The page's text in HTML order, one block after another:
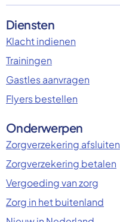
Diensten
Klacht indienen
Trainingen
Gastles aanvragen
Flyers bestellen
Onderwerpen
Zorgverzekering afsluiten
Zorgverzekering betalen
Vergoeding van zorg
Zorg in het buitenland